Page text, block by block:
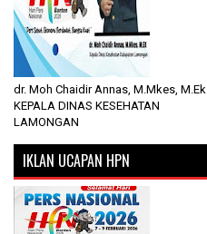
dr. Moh Chaidir Annas, M.Mkes, M.Ek
KEPALA DINAS KESEHATAN
LAMONGAN
IKLAN UCAPAN HPN